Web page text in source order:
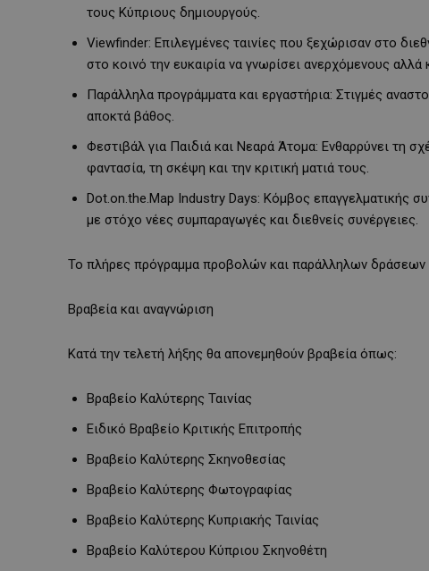
τους Κύπριους δημιουργούς.
Viewfinder: Επιλεγμένες ταινίες που ξεχώρισαν στο
στο κοινό την ευκαιρία να γνωρίσει ανερχόμενους
Παράλληλα προγράμματα και εργαστήρια: Στιγμές
αποκτά βάθος.
Φεστιβάλ για Παιδιά και Νεαρά Άτομα: Ενθαρρύνει τη
φαντασία, τη σκέψη και την κριτική ματιά τους.
Dot.on.the.Map Industry Days: Κόμβος επαγγελματικής
με στόχο νέες συμπαραγωγές και διεθνείς συνέργειες.
Το πλήρες πρόγραμμα προβολών και παράλληλων δράσεων
Βραβεία και αναγνώριση
Κατά την τελετή λήξης θα απονεμηθούν βραβεία όπως:
Βραβείο Καλύτερης Ταινίας
Ειδικό Βραβείο Κριτικής Επιτροπής
Βραβείο Καλύτερης Σκηνοθεσίας
Βραβείο Καλύτερης Φωτογραφίας
Βραβείο Καλύτερης Κυπριακής Ταινίας
Βραβείο Καλύτερου Κύπριου Σκηνοθέτη